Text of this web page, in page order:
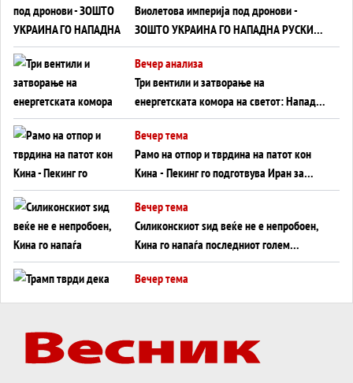
Виолетова империја под дронови -
ЗОШТО УКРАИНА ГО НАПАДНА РУСКИОТ
WILDBERRIES
Вечер анализа
Три вентили и затворање на
енергетската комора на светот: Нападот
во Суец најавува глобален енергетски
инфаркт?
Вечер тема
Рамо на отпор и тврдина на патот кон
Кина - Пекинг го подготвува Иран за
американска копнена инвазија
Вечер тема
Силиконскиот ѕид веќе не е непробоен,
Кина го напаѓа последниот голем
монопол на Западот?
Вечер тема
Вечер тема
ДЛАБОКО УДОЛУ: Сметководствените